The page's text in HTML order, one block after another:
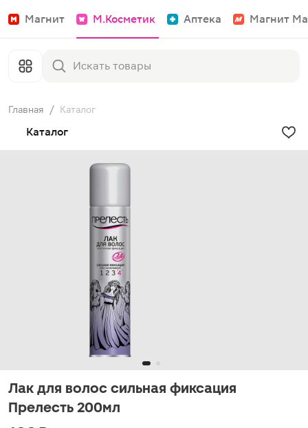
Магнит М.Косметик Аптека Магнит
Главная / Каталог
Каталог
Лак для волос сильная фиксация
Прелесть 200мл